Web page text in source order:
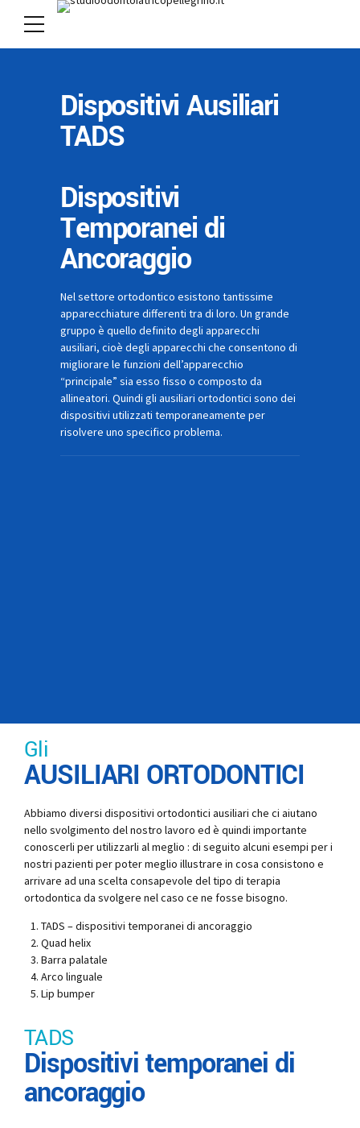
Dispositivi Ausiliari
TADS
Dispositivi
Temporanei di
Ancoraggio
Nel settore ortodontico esistono tantissime
apparecchiature differenti tra di loro. Un grande
gruppo è quello definito degli apparecchi
ausiliari, cioè degli apparecchi che consentono di
migliorare le funzioni dell’apparecchio
“principale” sia esso fisso o composto da
allineatori. Quindi gli ausiliari ortodontici sono dei
dispositivi utilizzati temporaneamente per
risolvere uno specifico problema.
Gli
AUSILIARI ORTODONTICI
Abbiamo diversi dispositivi ortodontici ausiliari che ci aiutano
nello svolgimento del nostro lavoro ed è quindi importante
conoscerli per utilizzarli al meglio : di seguito alcuni esempi per i
nostri pazienti per poter meglio illustrare in cosa consistono e
arrivare ad una scelta consapevole del tipo di terapia
ortodontica da svolgere nel caso ce ne fosse bisogno.
TADS – dispositivi temporanei di ancoraggio
Quad helix
Barra palatale
Arco linguale
Lip bumper
TADS
Dispositivi temporanei di
ancoraggio